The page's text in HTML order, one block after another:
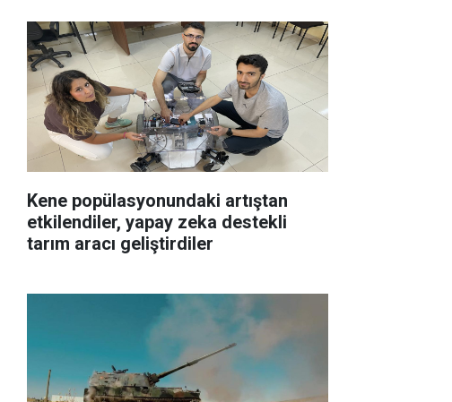
Kene popülasyonundaki artıştan
etkilendiler, yapay zeka destekli
tarım aracı geliştirdiler